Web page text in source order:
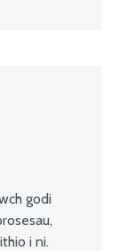
godi
i ni.